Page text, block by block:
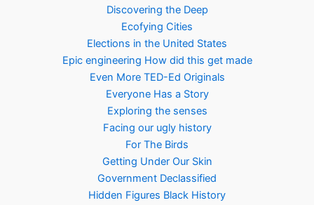
Discovering the Deep
Ecofying Cities
Elections in the United States
Epic engineering How did this get made
Even More TED-Ed Originals
Everyone Has a Story
Exploring the senses
Facing our ugly history
For The Birds
Getting Under Our Skin
Government Declassified
Hidden Figures Black History